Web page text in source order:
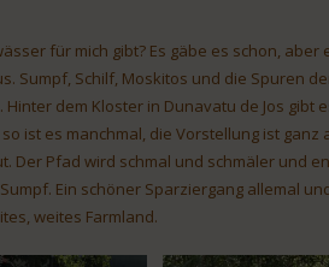
für mich gibt? Es gäbe es schon, aber
Sumpf, Schilf, Moskitos und die Spuren
dem Kloster in Dunavatu de Jos gibt
ist es manchmal, die Vorstellung ist ganz
Der Pfad wird schmal und schmäler und
Ein schöner Sparziergang allemal
weites Farmland.